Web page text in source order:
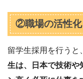
②職場の活性化
留学生採用を行うと
生は、日本で技術や